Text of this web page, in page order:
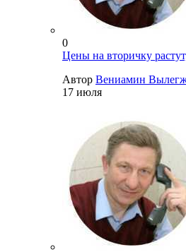
0
Цены на вторичку
Автор Вениамин
17 июля